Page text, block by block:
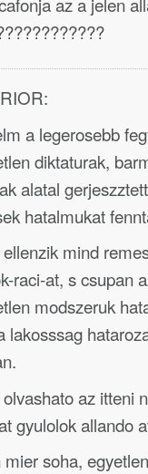
a legerosebb
diktaturak,
alatal
hatalmukat
mind
raci-at, s csupan
modszeruk
lakosssag
az itteni
gyulolok allando
soha,